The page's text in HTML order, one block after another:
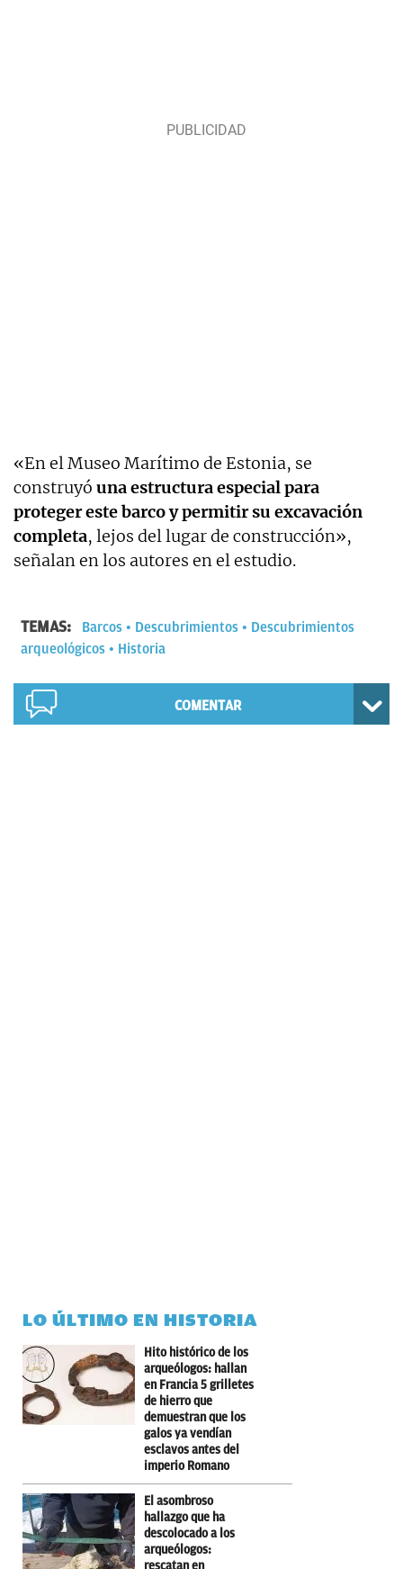
«En el Museo Marítimo de Estonia, se
construyó una estructura especial para
proteger este barco y permitir su excavación
completa, lejos del lugar de construcción»,
señalan en los autores en el estudio.
TEMAS: Barcos Descubrimientos
Descubrimientos
arqueológicos
Historia
COMENTAR
LO ÚLTIMO EN HISTORIA
Hito histórico de los
arqueólogos: hallan
en Francia 5 grilletes
de hierro que
demuestran que los
galos ya vendían
esclavos antes del
imperio Romano
El asombroso
hallazgo que ha
descolocado a los
arqueólogos:
rescatan en